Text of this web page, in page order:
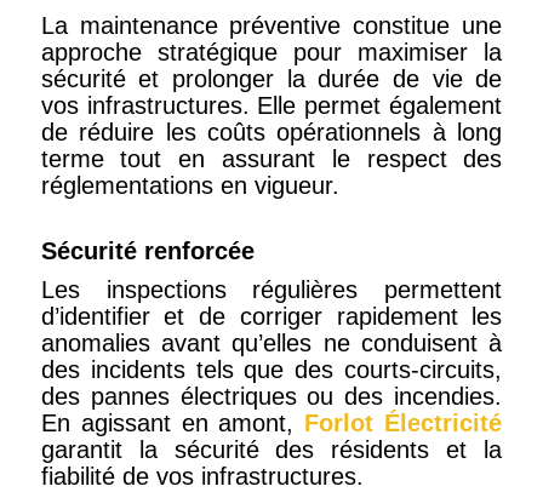
La maintenance préventive constitue une
approche stratégique pour maximiser la
sécurité et prolonger la durée de vie de
vos infrastructures. Elle permet également
de réduire les coûts opérationnels à long
terme tout en assurant le respect des
réglementations en vigueur.
Sécurité renforcée
Les inspections régulières permettent
d’identifier et de corriger rapidement les
anomalies avant qu’elles ne conduisent à
des incidents tels que des courts-circuits,
des pannes électriques ou des incendies.
En agissant en amont, Forlot Électricité
garantit la sécurité des résidents et la
fiabilité de vos infrastructures.